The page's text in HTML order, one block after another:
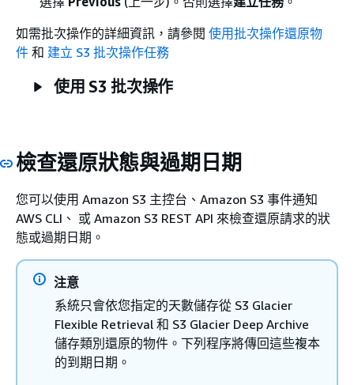
如需批次操作的詳細資訊，請參閱 使用批次操作還原物
件 和 建立 S3 批次操作任務
使用 S3 批次操作
檢查還原狀態與過期日期
您可以使用 Amazon S3 主控台、Amazon S3 事件通知
AWS CLI、 或 Amazon S3 REST API 來檢查還原請求的狀
態或過期日期。
注意
系統只會依您指定的天數儲存從 S3 Glacier
Flexible Retrieval 和 S3 Glacier Deep Archive
儲存類別還原的物件。下列程序將傳回這些複本
的到期日期。